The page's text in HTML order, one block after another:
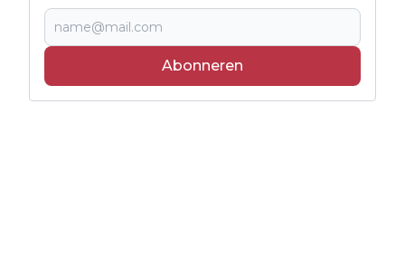
Abonneren